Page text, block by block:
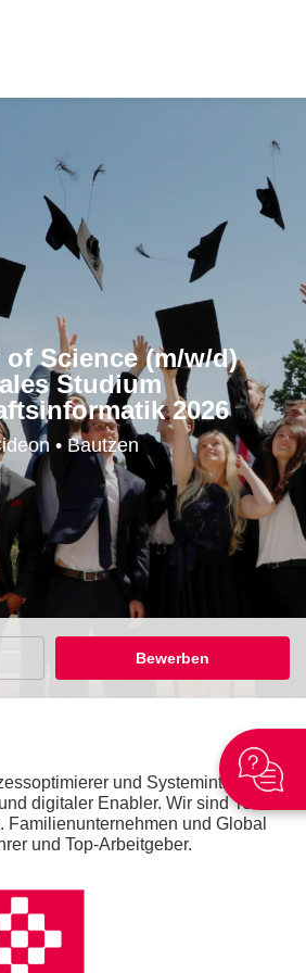
Science (m/w/d)
Studium
2026
• Bautzen
Bewerben
und Systemintegrator,
digitaler Enabler. Wir sind Teil der
Familienunternehmen und Global
und Top-Arbeitgeber.